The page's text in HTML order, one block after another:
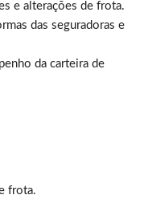
e alterações de frota.
das seguradoras e
da carteira de
frota.